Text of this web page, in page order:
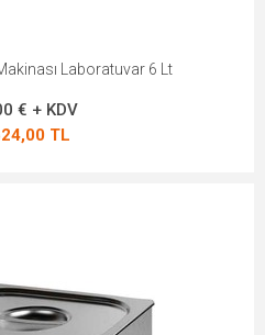
Laboratuvar 6 Lt
€ + KDV
TL